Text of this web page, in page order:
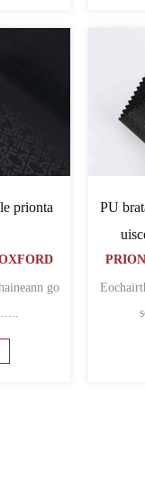
prionta
PU
Eochairthréithe